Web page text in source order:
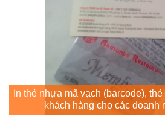
In thẻ nhựa mã vạch (barcode),
khách hàng cho các doanh